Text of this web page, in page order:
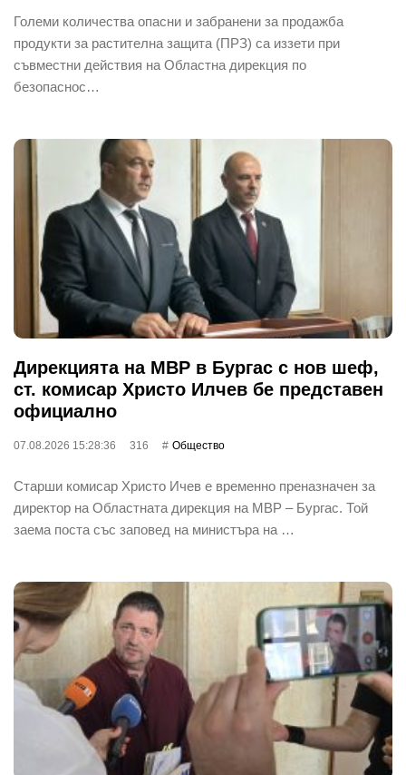
Големи количества опасни и забранени за продажба
продукти за растителна защита (ПРЗ) са иззети при
съвместни действия на Областна дирекция по
безопаснос…
Дирекцията на МВР в Бургас с нов шеф,
ст. комисар Христо Илчев бе представен
официално
07.08.2026 15:28:36 316 Общество
Старши комисар Христо Ичев е временно преназначен за
директор на Областната дирекция на МВР – Бургас. Той
заема поста със заповед на министъра на …